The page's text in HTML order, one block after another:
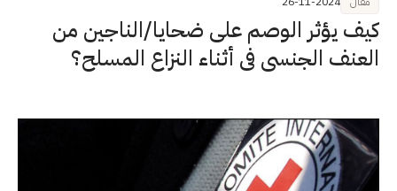
كيف يؤثر الوصم على ضحايا/الناجين من
العنف الجنسي في أثناء النزاع المسلح؟